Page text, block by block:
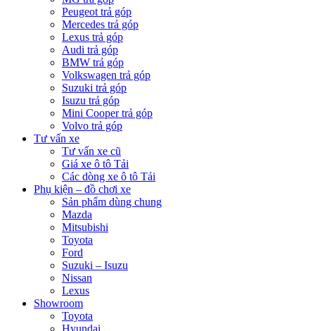
Peugeot trả góp
Mercedes trả góp
Lexus trả góp
Audi trả góp
BMW trả góp
Volkswagen trả góp
Suzuki trả góp
Isuzu trả góp
Mini Cooper trả góp
Volvo trả góp
Tư vấn xe
Tư vấn xe cũ
Giá xe ô tô Tải
Các dòng xe ô tô Tải
Phụ kiện – đồ chơi xe
Sản phẩm dùng chung
Mazda
Mitsubishi
Toyota
Ford
Suzuki – Isuzu
Nissan
Lexus
Showroom
Toyota
Hyundai